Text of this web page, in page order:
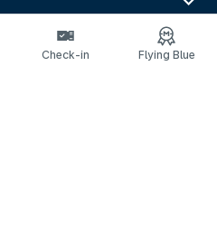
Check-in Flying Blue